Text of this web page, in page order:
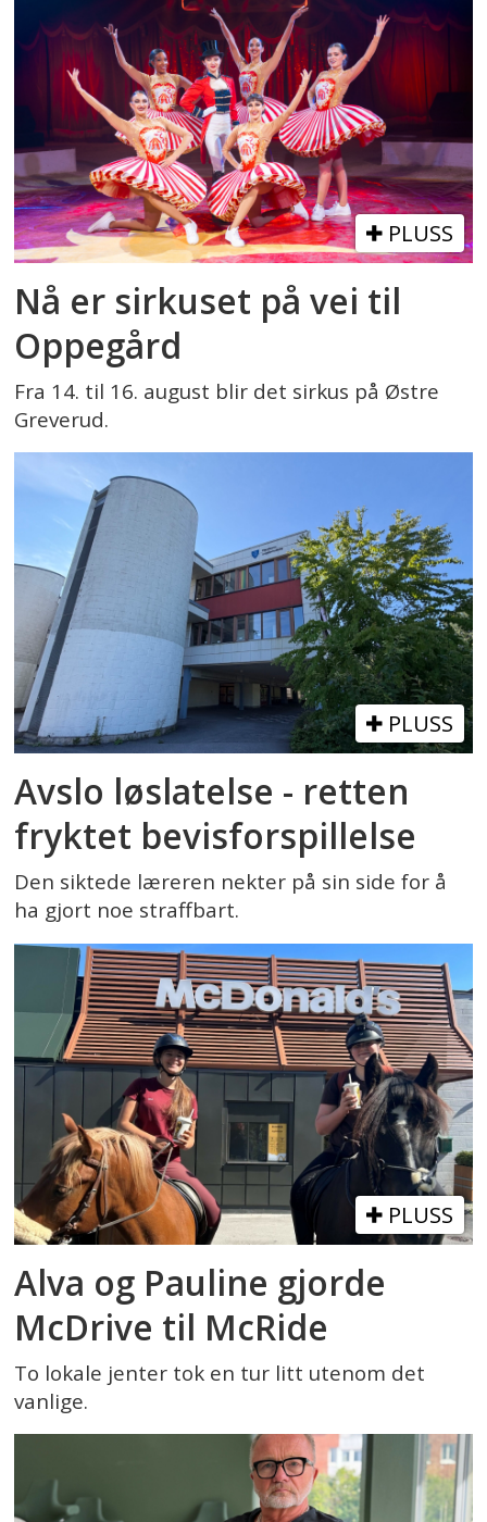
PLUSS
Nå er sirkuset på vei til
Oppegård
Fra 14. til 16. august blir det sirkus på Østre
Greverud.
PLUSS
Avslo løslatelse - retten
fryktet bevisforspillelse
Den siktede læreren nekter på sin side for å
ha gjort noe straffbart.
PLUSS
Alva og Pauline gjorde
McDrive til McRide
To lokale jenter tok en tur litt utenom det
vanlige.